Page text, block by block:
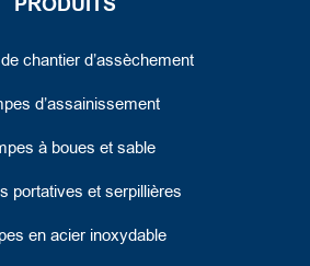
chantier d’assèchement
d’assainissement
à boues et sable
portatives et serpillières
en acier inoxydable